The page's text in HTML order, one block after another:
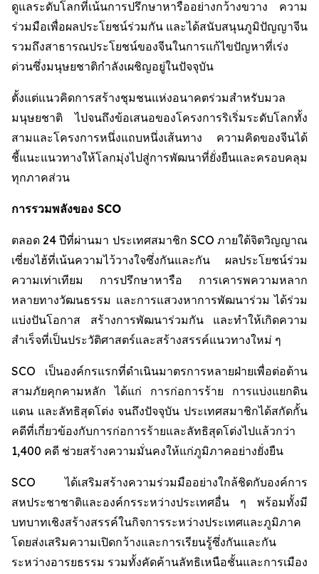
ดูแลระดับโลกที่เน้นการปรึกษาหารืออย่างกว้างขวาง ความ
ร่วมมือเพื่อผลประโยชน์ร่วมกัน และได้สนับสนุนภูมิปัญญาจีน
รวมถึงสาธารณประโยชน์ของจีนในการแก้ไขปัญหาที่เร่ง
ด่วนซึ่งมนุษยชาติกำลังเผชิญอยู่ในปัจจุบัน
ตั้งแต่แนวคิดการสร้างชุมชนแห่งอนาคตร่วมสำหรับมวล
มนุษยชาติ ไปจนถึงข้อเสนอของโครงการริเริ่มระดับโลกทั้ง
สามและโครงการหนึ่งแถบหนึ่งเส้นทาง ความคิดของจีนได้
ชี้แนะแนวทางให้โลกมุ่งไปสู่การพัฒนาที่ยั่งยืนและครอบคลุม
ทุกภาคส่วน
การรวมพลังของ SCO
ตลอด 24 ปีที่ผ่านมา ประเทศสมาชิก SCO ภายใต้จิตวิญญาณ
เซี่ยงไฮ้ที่เน้นความไว้วางใจซึ่งกันและกัน ผลประโยชน์ร่วม
ความเท่าเทียม การปรึกษาหารือ การเคารพความหลาก
หลายทางวัฒนธรรม และการแสวงหาการพัฒนาร่วม ได้ร่วม
แบ่งปันโอกาส สร้างการพัฒนาร่วมกัน และทำให้เกิดความ
สำเร็จที่เป็นประวัติศาสตร์และสร้างสรรค์แนวทางใหม่ ๆ
SCO เป็นองค์กรแรกที่ดำเนินมาตรการหลายฝ่ายเพื่อต่อต้าน
สามภัยคุกคามหลัก ได้แก่ การก่อการร้าย การแบ่งแยกดิน
แดน และลัทธิสุดโต่ง จนถึงปัจจุบัน ประเทศสมาชิกได้สกัดกั้น
คดีที่เกี่ยวข้องกับการก่อการร้ายและลัทธิสุดโต่งไปแล้วกว่า
1,400 คดี ช่วยสร้างความมั่นคงให้แก่ภูมิภาคอย่างยั่งยืน
SCO ได้เสริมสร้างความร่วมมืออย่างใกล้ชิดกับองค์การ
สหประชาชาติและองค์กรระหว่างประเทศอื่น ๆ พร้อมทั้งมี
บทบาทเชิงสร้างสรรค์ในกิจการระหว่างประเทศและภูมิภาค
โดยส่งเสริมความเปิดกว้างและการเรียนรู้ซึ่งกันและกัน
ระหว่างอารยธรรม รวมทั้งคัดค้านลัทธิเหนือชั้นและการเมือง